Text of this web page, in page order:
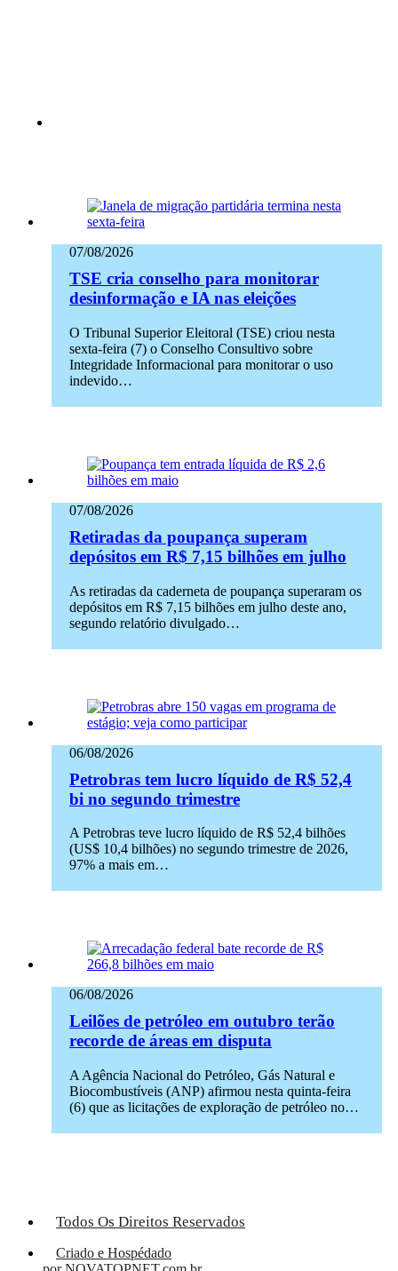
07/08/2026
TSE cria conselho para monitorar
desinformação e IA nas eleições
O Tribunal Superior Eleitoral (TSE) criou nesta
sexta-feira (7) o Conselho Consultivo sobre
Integridade Informacional para monitorar o uso
indevido…
07/08/2026
Retiradas da poupança superam
depósitos em R$ 7,15 bilhões em julho
As retiradas da caderneta de poupança superaram os
depósitos em R$ 7,15 bilhões em julho deste ano,
segundo relatório divulgado…
06/08/2026
Petrobras tem lucro líquido de R$ 52,4
bi no segundo trimestre
A Petrobras teve lucro líquido de R$ 52,4 bilhões
(US$ 10,4 bilhões) no segundo trimestre de 2026,
97% a mais em…
06/08/2026
Leilões de petróleo em outubro terão
recorde de áreas em disputa
A Agência Nacional do Petróleo, Gás Natural e
Biocombustíveis (ANP) afirmou nesta quinta-feira
(6) que as licitações de exploração de petróleo no…
Todos Os Direitos Reservados
Criado e Hospédado